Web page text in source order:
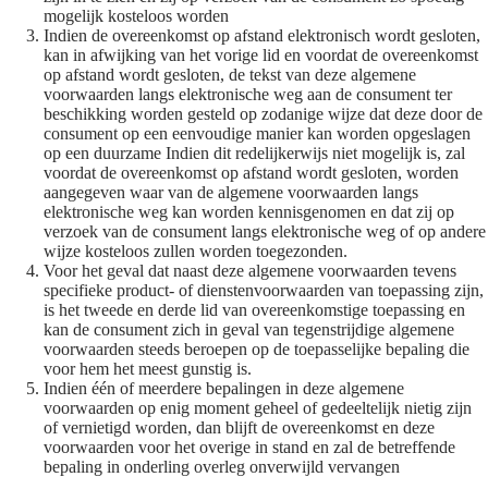
mogelijk kosteloos worden
Indien de overeenkomst op afstand elektronisch wordt gesloten,
kan in afwijking van het vorige lid en voordat de overeenkomst
op afstand wordt gesloten, de tekst van deze algemene
voorwaarden langs elektronische weg aan de consument ter
beschikking worden gesteld op zodanige wijze dat deze door de
consument op een eenvoudige manier kan worden opgeslagen
op een duurzame Indien dit redelijkerwijs niet mogelijk is, zal
voordat de overeenkomst op afstand wordt gesloten, worden
aangegeven waar van de algemene voorwaarden langs
elektronische weg kan worden kennisgenomen en dat zij op
verzoek van de consument langs elektronische weg of op andere
wijze kosteloos zullen worden toegezonden.
Voor het geval dat naast deze algemene voorwaarden tevens
specifieke product- of dienstenvoorwaarden van toepassing zijn,
is het tweede en derde lid van overeenkomstige toepassing en
kan de consument zich in geval van tegenstrijdige algemene
voorwaarden steeds beroepen op de toepasselijke bepaling die
voor hem het meest gunstig is.
Indien één of meerdere bepalingen in deze algemene
voorwaarden op enig moment geheel of gedeeltelijk nietig zijn
of vernietigd worden, dan blijft de overeenkomst en deze
voorwaarden voor het overige in stand en zal de betreffende
bepaling in onderling overleg onverwijld vervangen